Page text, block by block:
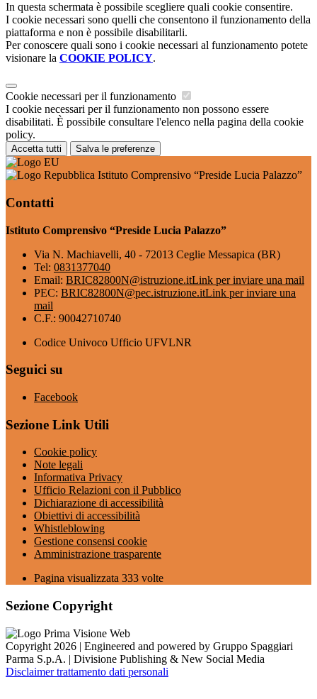
In questa schermata è possibile scegliere quali cookie consentire.
I cookie necessari sono quelli che consentono il funzionamento della
piattaforma e non è possibile disabilitarli.
Per conoscere quali sono i cookie necessari al funzionamento potete
visionare la COOKIE POLICY.
Cookie necessari per il funzionamento
I cookie necessari per il funzionamento non possono essere
disabilitati. È possibile consultare l'elenco nella pagina della cookie
policy.
Accetta tutti Salva le preferenze
Istituto Comprensivo “Preside Lucia Palazzo”
Contatti
Istituto Comprensivo “Preside Lucia Palazzo”
Via N. Machiavelli, 40 - 72013 Ceglie Messapica (BR)
Tel: 0831377040
Email: BRIC82800N@istruzione.itLink per inviare una mail
PEC: BRIC82800N@pec.istruzione.itLink per inviare una
mail
C.F.: 90042710740
Codice Univoco Ufficio UFVLNR
Seguici su
Facebook
Sezione Link Utili
Cookie policy
Note legali
Informativa Privacy
Ufficio Relazioni con il Pubblico
Dichiarazione di accessibilità
Obiettivi di accessibilità
Whistleblowing
Gestione consensi cookie
Amministrazione trasparente
Pagina visualizzata 333 volte
Sezione Copyright
Copyright 2026 | Engineered and powered by Gruppo Spaggiari
Parma S.p.A. | Divisione Publishing & New Social Media
Disclaimer trattamento dati personali